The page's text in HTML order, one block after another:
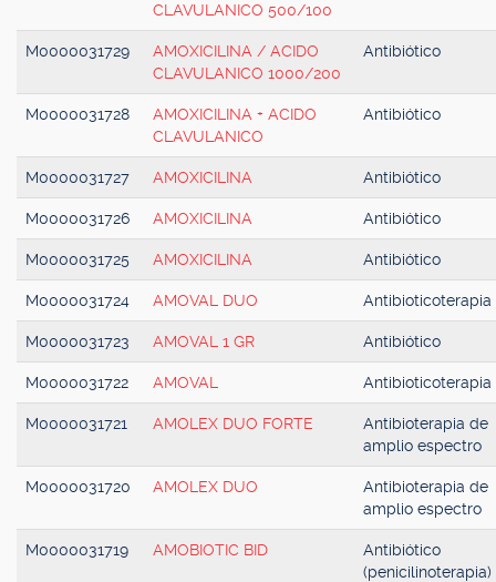
CLAVULANICO 500/100
M0000031729
AMOXICILINA / ACIDO
CLAVULANICO 1000/200
Antibiótico
M0000031728
AMOXICILINA + ACIDO
CLAVULANICO
Antibiótico
M0000031727 AMOXICILINA Antibiótico
M0000031726 AMOXICILINA Antibiótico
M0000031725 AMOXICILINA Antibiótico
M0000031724 AMOVAL DUO Antibioticoterapia
M0000031723 AMOVAL 1 GR Antibiótico
M0000031722 AMOVAL Antibioticoterapia
M0000031721 AMOLEX DUO FORTE
Antibioterapia de
amplio espectro
M0000031720 AMOLEX DUO
Antibioterapia de
amplio espectro
M0000031719 AMOBIOTIC BID
Antibiótico
(penicilinoterapia)